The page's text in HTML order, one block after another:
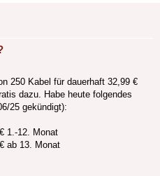
250 Kabel für dauerhaft 32,99 €
dazu. Habe heute folgendes
25 gekündigt):
1.-12. Monat
ab 13. Monat